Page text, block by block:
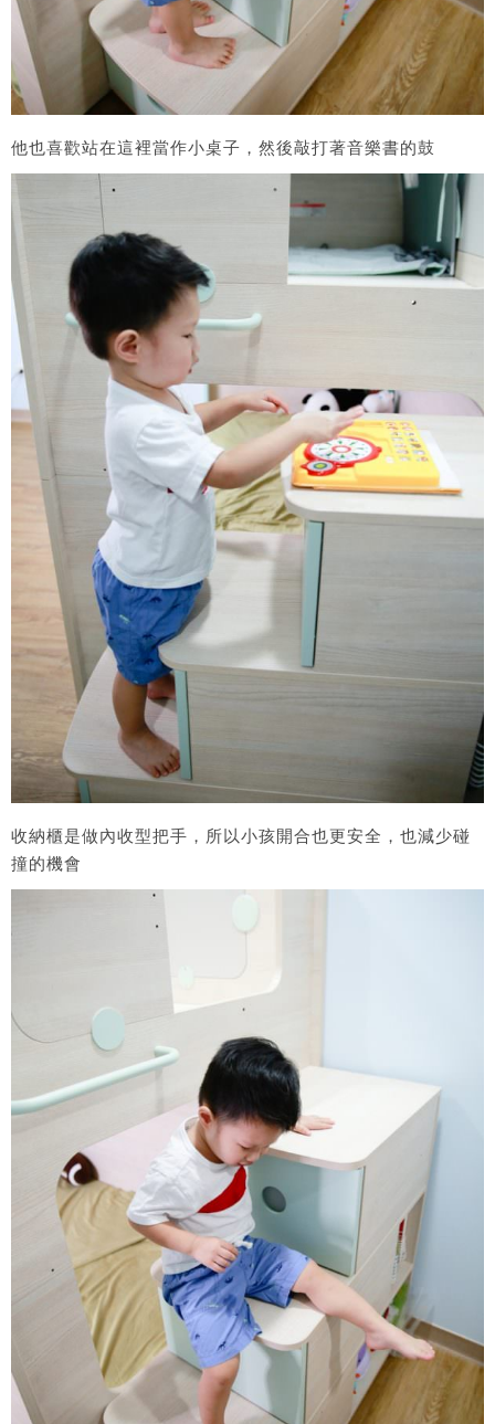
他也喜歡站在這裡當作小桌子，然後敲打著音樂書的鼓
收納櫃是做內收型把手，所以小孩開合也更安全，也減少碰
撞的機會